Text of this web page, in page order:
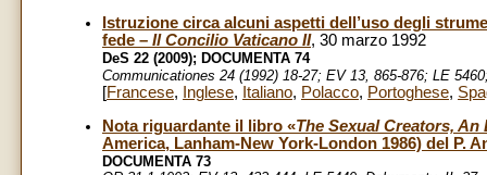
Istruzione circa alcuni aspetti dell’uso degli
fede – Il Concilio Vaticano II, 30 marzo 1992
DeS 22 (2009); DOCUMENTA 74
Communicationes 24 (1992) 18-27; EV 13, 865-876; LE
[Francese, Inglese, Italiano, Polacco, Portoghese,
Nota riguardante il libro «The Sexual Creators,
America, Lanham-New York-London 1986) del P.
DOCUMENTA 73